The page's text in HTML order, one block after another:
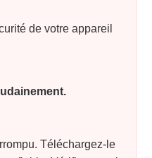
de votre appareil
Téléchargez-le